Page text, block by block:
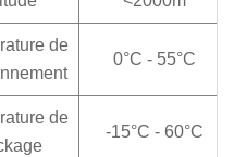
de
0°C - 55°C
de
-15°C - 60°C